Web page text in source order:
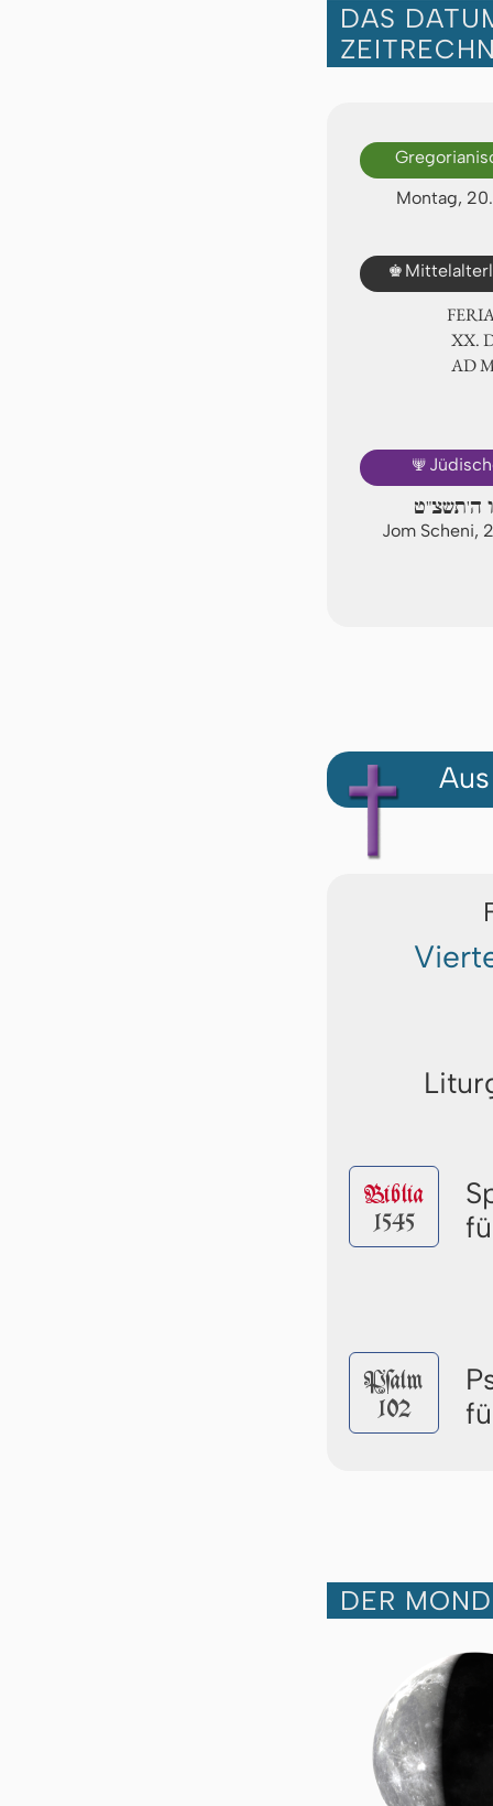
DAS
Montag,
♚
ⅩⅩ.
AD
🕎
ה'תשצ"ט
Jom Scheni,
Biblia
1545
Pſalm
102
DER